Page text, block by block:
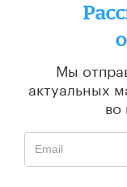
Мы
актуальных
во